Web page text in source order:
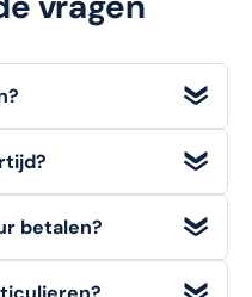
. Voor bestellingen
verzendtarief van
al in huis.
betalen?